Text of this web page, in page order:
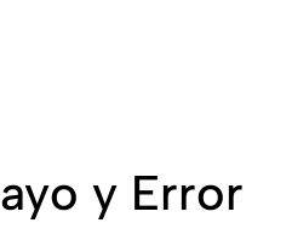
y Error